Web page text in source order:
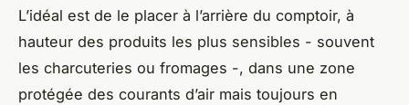
L’idéal est de le placer à l’arrière du comptoir, à
hauteur des produits les plus sensibles - souvent
les charcuteries ou fromages -, dans une zone
protégée des courants d’air mais toujours en